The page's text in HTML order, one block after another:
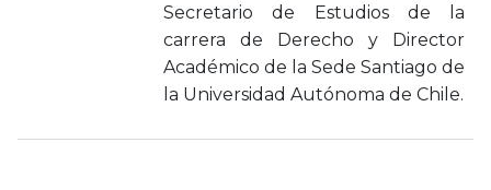
Secretario de Estudios de la
carrera de Derecho y Director
Académico de la Sede Santiago de
la Universidad Autónoma de Chile.